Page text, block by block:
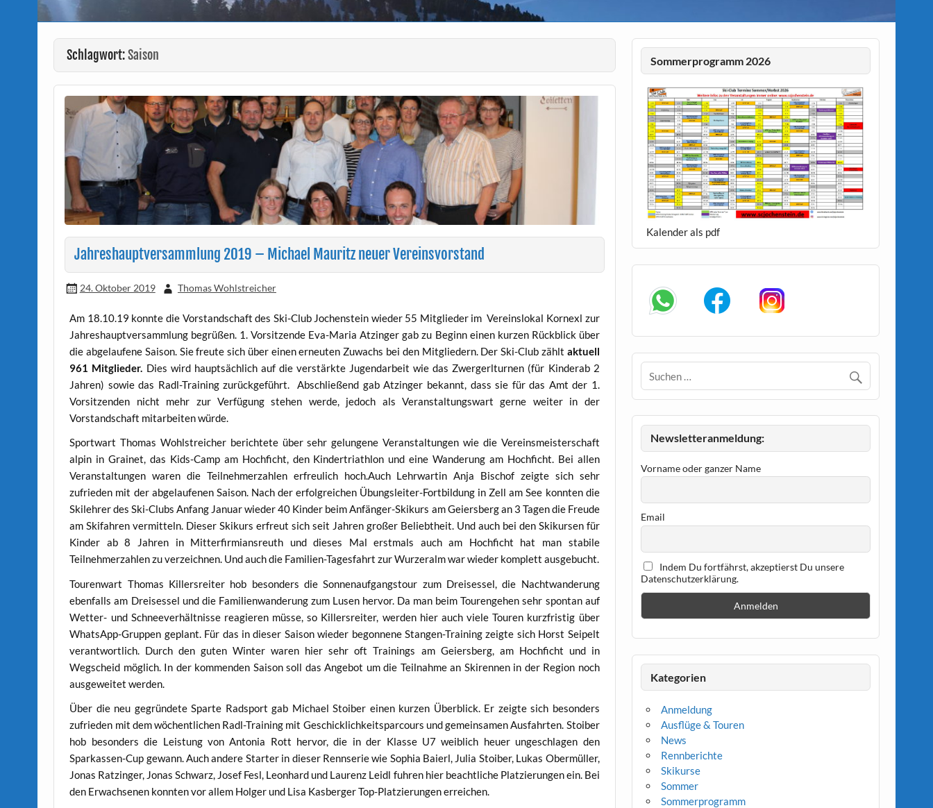
Schlagwort:Saison
Jahreshauptversammlung 2019 – Michael Mauritz neuer Vereinsvorstand
24. Oktober 2019 Thomas Wohlstreicher
Am 18.10.19 konnte die Vorstandschaft des Ski-Club Jochenstein wieder 55 Mitglieder im Vereinslokal Kornexl zur
Jahreshauptversammlung begrüßen. 1. Vorsitzende Eva-Maria Atzinger gab zu Beginn einen kurzen Rückblick über
die abgelaufene Saison. Sie freute sich über einen erneuten Zuwachs bei den Mitgliedern. Der Ski-Club zählt aktuell
961 Mitglieder. Dies wird hauptsächlich auf die verstärkte Jugendarbeit wie das Zwergerlturnen (für Kinderab 2
Jahren) sowie das Radl-Training zurückgeführt. Abschließend gab Atzinger bekannt, dass sie für das Amt der 1.
Vorsitzenden nicht mehr zur Verfügung stehen werde, jedoch als Veranstaltungswart gerne weiter in der
Vorstandschaft mitarbeiten würde.
Sportwart Thomas Wohlstreicher berichtete über sehr gelungene Veranstaltungen wie die Vereinsmeisterschaft
alpin in Grainet, das Kids-Camp am Hochficht, den Kindertriathlon und eine Wanderung am Hochficht. Bei allen
Veranstaltungen waren die Teilnehmerzahlen erfreulich hoch.Auch Lehrwartin Anja Bischof zeigte sich sehr
zufrieden mit der abgelaufenen Saison. Nach der erfolgreichen Übungsleiter-Fortbildung in Zell am See konnten die
Skilehrer des Ski-Clubs Anfang Januar wieder 40 Kinder beim Anfänger-Skikurs am Geiersberg an 3 Tagen die Freude
am Skifahren vermitteln. Dieser Skikurs erfreut sich seit Jahren großer Beliebtheit. Und auch bei den Skikursen für
Kinder ab 8 Jahren in Mitterfirmiansreuth und dieses Mal erstmals auch am Hochficht hat man stabile
Teilnehmerzahlen zu verzeichnen. Und auch die Familien-Tagesfahrt zur Wurzeralm war wieder komplett ausgebucht.
Tourenwart Thomas Killersreiter hob besonders die Sonnenaufgangstour zum Dreisessel, die Nachtwanderung
ebenfalls am Dreisessel und die Familienwanderung zum Lusen hervor. Da man beim Tourengehen sehr spontan auf
Wetter- und Schneeverhältnisse reagieren müsse, so Killersreiter, werden hier auch viele Touren kurzfristig über
WhatsApp-Gruppen geplant. Für das in dieser Saison wieder begonnene Stangen-Training zeigte sich Horst Seipelt
verantwortlich. Durch den guten Winter waren hier sehr oft Trainings am Geiersberg, am Hochficht und in
Wegscheid möglich. In der kommenden Saison soll das Angebot um die Teilnahme an Skirennen in der Region noch
ausgeweitet werden.
Über die neu gegründete Sparte Radsport gab Michael Stoiber einen kurzen Überblick. Er zeigte sich besonders
zufrieden mit dem wöchentlichen Radl-Training mit Geschicklichkeitsparcours und gemeinsamen Ausfahrten. Stoiber
hob besonders die Leistung von Antonia Rott hervor, die in der Klasse U7 weiblich heuer ungeschlagen den
Sparkassen-Cup gewann. Auch andere Starter in dieser Rennserie wie Sophia Baierl, Julia Stoiber, Lukas Obermüller,
Jonas Ratzinger, Jonas Schwarz, Josef Fesl, Leonhard und Laurenz Leidl fuhren hier beachtliche Platzierungen ein. Bei
den Erwachsenen konnten vor allem Holger und Lisa Kasberger Top-Platzierungen erreichen.
Sommerprogramm 2026
Kalender als pdf
Newsletteranmeldung:
Vorname oder ganzer Name
Email
Indem Du fortfährst, akzeptierst Du unsere
Datenschutzerklärung.
Kategorien
Anmeldung
Ausflüge & Touren
News
Rennberichte
Skikurse
Sommer
Sommerprogramm